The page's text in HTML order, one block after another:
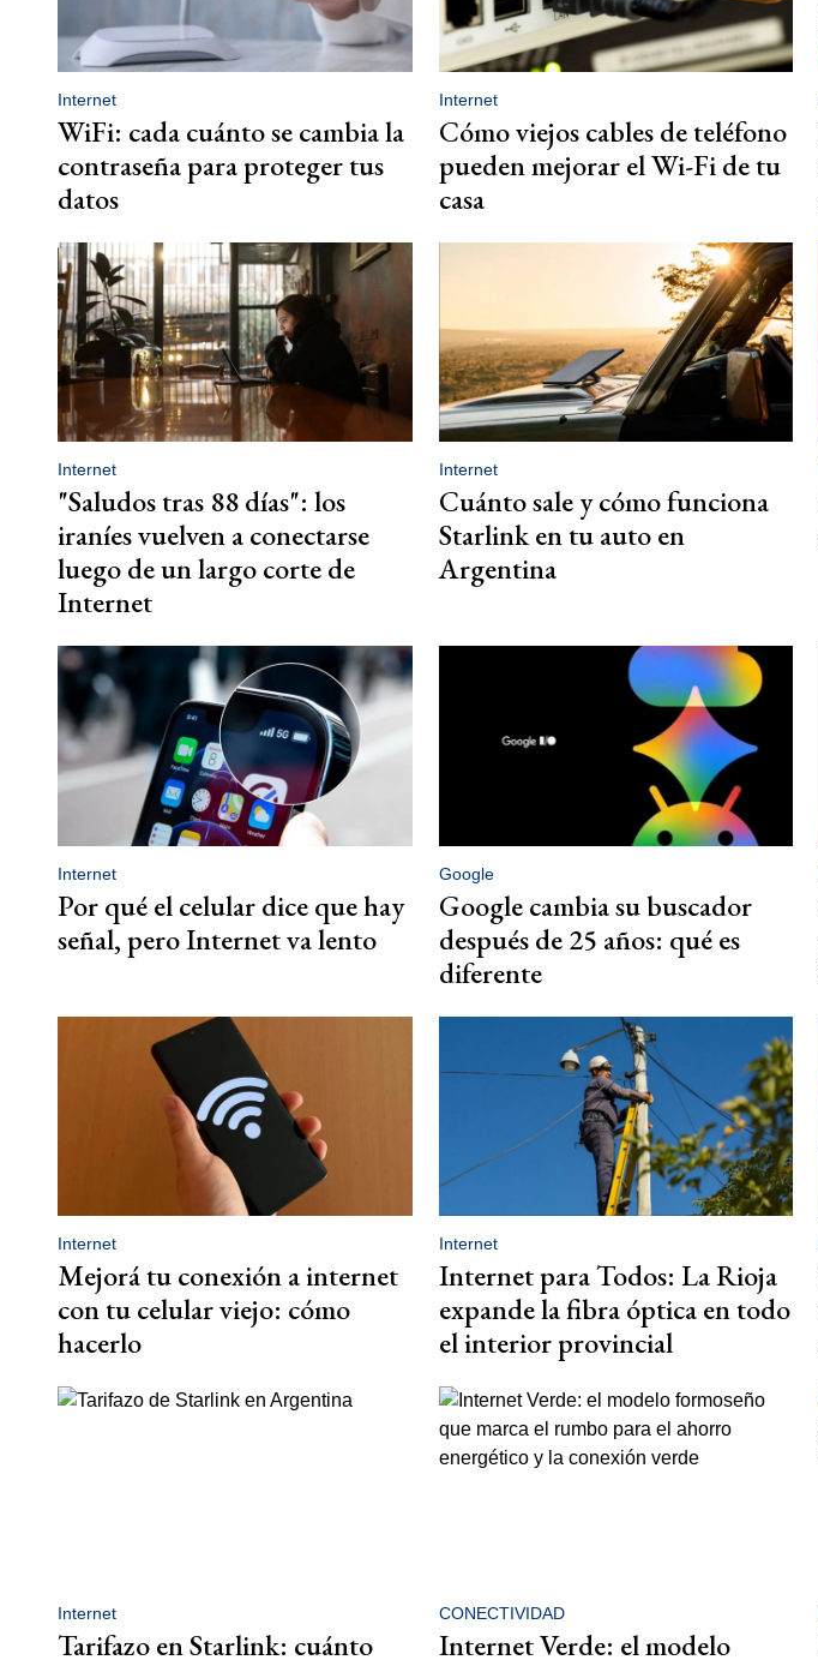
Internet
WiFi: cada cuánto se cambia la
contraseña para proteger tus
datos
Internet
Cómo viejos cables de teléfono
pueden mejorar el Wi-Fi de tu
casa
Internet
"Saludos tras 88 días": los
iraníes vuelven a conectarse
luego de un largo corte de
Internet
Internet
Cuánto sale y cómo funciona
Starlink en tu auto en
Argentina
Internet
Por qué el celular dice que hay
señal, pero Internet va lento
Google
Google cambia su buscador
después de 25 años: qué es
diferente
Internet
Mejorá tu conexión a internet
con tu celular viejo: cómo
hacerlo
Internet
Internet para Todos: La Rioja
expande la fibra óptica en todo
el interior provincial
Internet
Tarifazo en Starlink: cuánto
CONECTIVIDAD
Internet Verde: el modelo